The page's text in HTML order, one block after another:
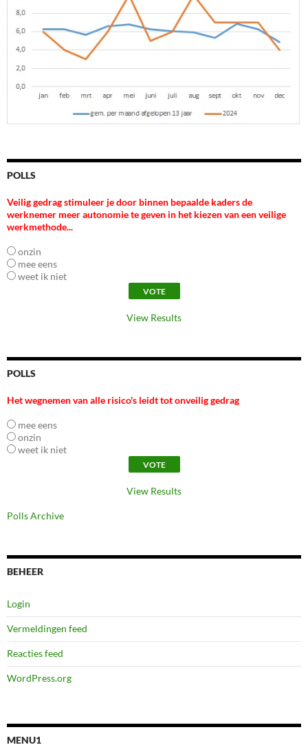
POLLS
Veilig gedrag stimuleer je door binnen bepaalde kaders de
werknemer meer autonomie te geven in het kiezen van een veilige
werkmethode...
onzin
mee eens
weet ik niet
View Results
POLLS
Het wegnemen van alle risico's leidt tot onveilig gedrag
mee eens
onzin
weet ik niet
View Results
Polls Archive
BEHEER
Login
Vermeldingen feed
Reacties feed
WordPress.org
MENU1